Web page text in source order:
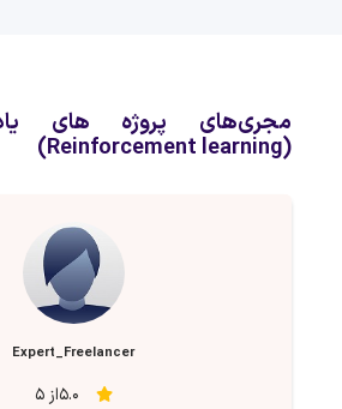
مجری‌های پروژه های
(Reinforcement learning)
Expert_Freelancer
5.0از 5